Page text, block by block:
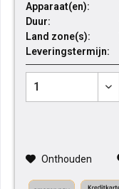
Apparaat(en):
Duur:
Land zone(s):
Leveringstermijn:
Onthouden